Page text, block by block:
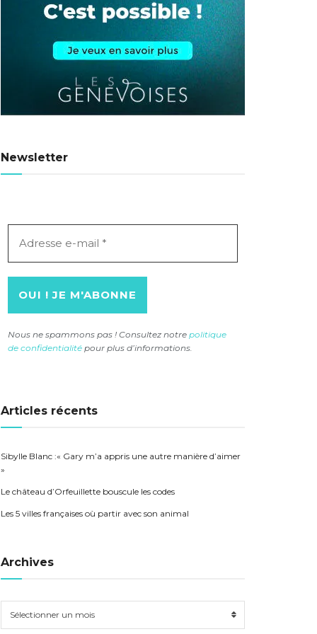
Newsletter
Nous ne spammons pas ! Consultez notre politique
de confidentialité pour plus d’informations.
Articles récents
Sibylle Blanc :« Gary m’a appris une autre manière d’aimer
»
Le château d’Orfeuillette bouscule les codes
Les 5 villes françaises où partir avec son animal
Archives
Sélectionner un mois